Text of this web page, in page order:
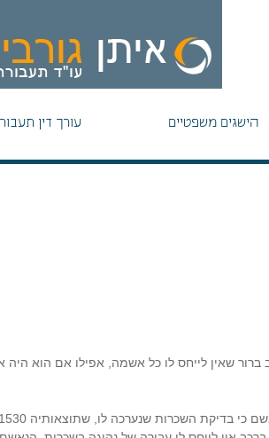
הישגים משפטיים עורך דין
שאין לייחס לו כל אשמה, אפילו אם הוא היה